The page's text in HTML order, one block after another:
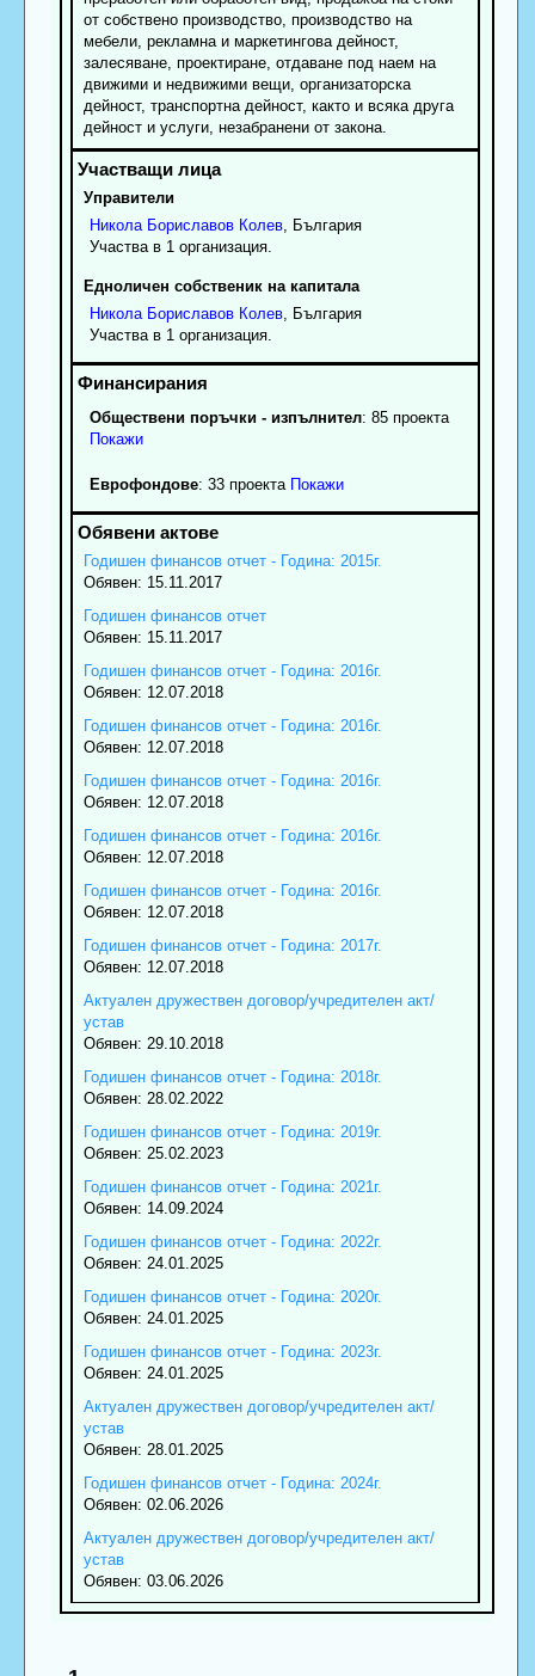
от собствено производство, производство на
мебели, рекламна и маркетингова дейност,
залесяване, проектиране, отдаване под наем на
движими и недвижими вещи, организаторска
дейност, транспортна дейност, както и всяка друга
дейност и услуги, незабранени от закона.
Управители
Никола Бориславов Колев, България
Участва в 1 организация.
Едноличен собственик на капитала
Никола Бориславов Колев, България
Участва в 1 организация.
Обществени поръчки - изпълнител: 85 проекта
Покажи
Еврофондове: 33 проекта Покажи
Годишен финансов отчет - Година: 2015г.
Обявен: 15.11.2017
Годишен финансов отчет
Обявен: 15.11.2017
Годишен финансов отчет - Година: 2016г.
Обявен: 12.07.2018
Годишен финансов отчет - Година: 2016г.
Обявен: 12.07.2018
Годишен финансов отчет - Година: 2016г.
Обявен: 12.07.2018
Годишен финансов отчет - Година: 2016г.
Обявен: 12.07.2018
Годишен финансов отчет - Година: 2016г.
Обявен: 12.07.2018
Годишен финансов отчет - Година: 2017г.
Обявен: 12.07.2018
Актуален дружествен договор/учредителен акт/
устав
Обявен: 29.10.2018
Годишен финансов отчет - Година: 2018г.
Обявен: 28.02.2022
Годишен финансов отчет - Година: 2019г.
Обявен: 25.02.2023
Годишен финансов отчет - Година: 2021г.
Обявен: 14.09.2024
Годишен финансов отчет - Година: 2022г.
Обявен: 24.01.2025
Годишен финансов отчет - Година: 2020г.
Обявен: 24.01.2025
Годишен финансов отчет - Година: 2023г.
Обявен: 24.01.2025
Актуален дружествен договор/учредителен акт/
устав
Обявен: 28.01.2025
Годишен финансов отчет - Година: 2024г.
Обявен: 02.06.2026
Актуален дружествен договор/учредителен акт/
устав
Обявен: 03.06.2026